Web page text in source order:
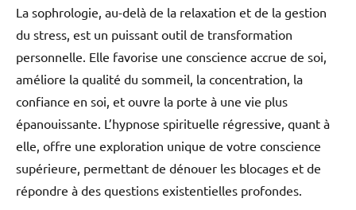
La sophrologie, au-delà de la relaxation et de la gestion
du stress, est un puissant outil de transformation
personnelle. Elle favorise une conscience accrue de soi,
améliore la qualité du sommeil, la concentration, la
confiance en soi, et ouvre la porte à une vie plus
épanouissante. L’hypnose spirituelle régressive, quant à
elle, offre une exploration unique de votre conscience
supérieure, permettant de dénouer les blocages et de
répondre à des questions existentielles profondes.